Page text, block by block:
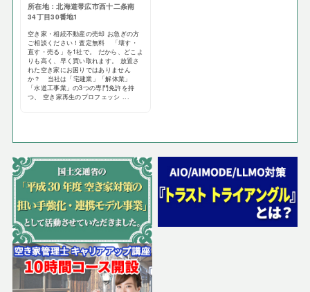
所在地：北海道帯広市西十二条南
34丁目30番地1
空き家・相続不動産の売却 お急ぎの方
ご相談ください！査定無料 「壊す・
直す・売る」を1社で。 だから、どこよ
りも高く、早く買い取れます。 放置さ
れた空き家にお困りではありません
か？ 当社は「宅建業」「解体業」
「水道工事業」の3つの専門免許を持
つ、 空き家再生のプロフェッシ ...